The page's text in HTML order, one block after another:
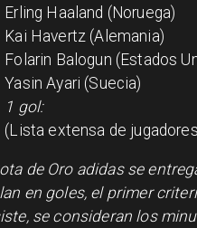
Erling Haaland (Noruega)
Kai Havertz (Alemania)
Folarin Balogun (Estados
Yasin Ayari (Suecia)
1 gol:
(Lista extensa de
de Oro adidas se
en goles, el primer
se consideran los